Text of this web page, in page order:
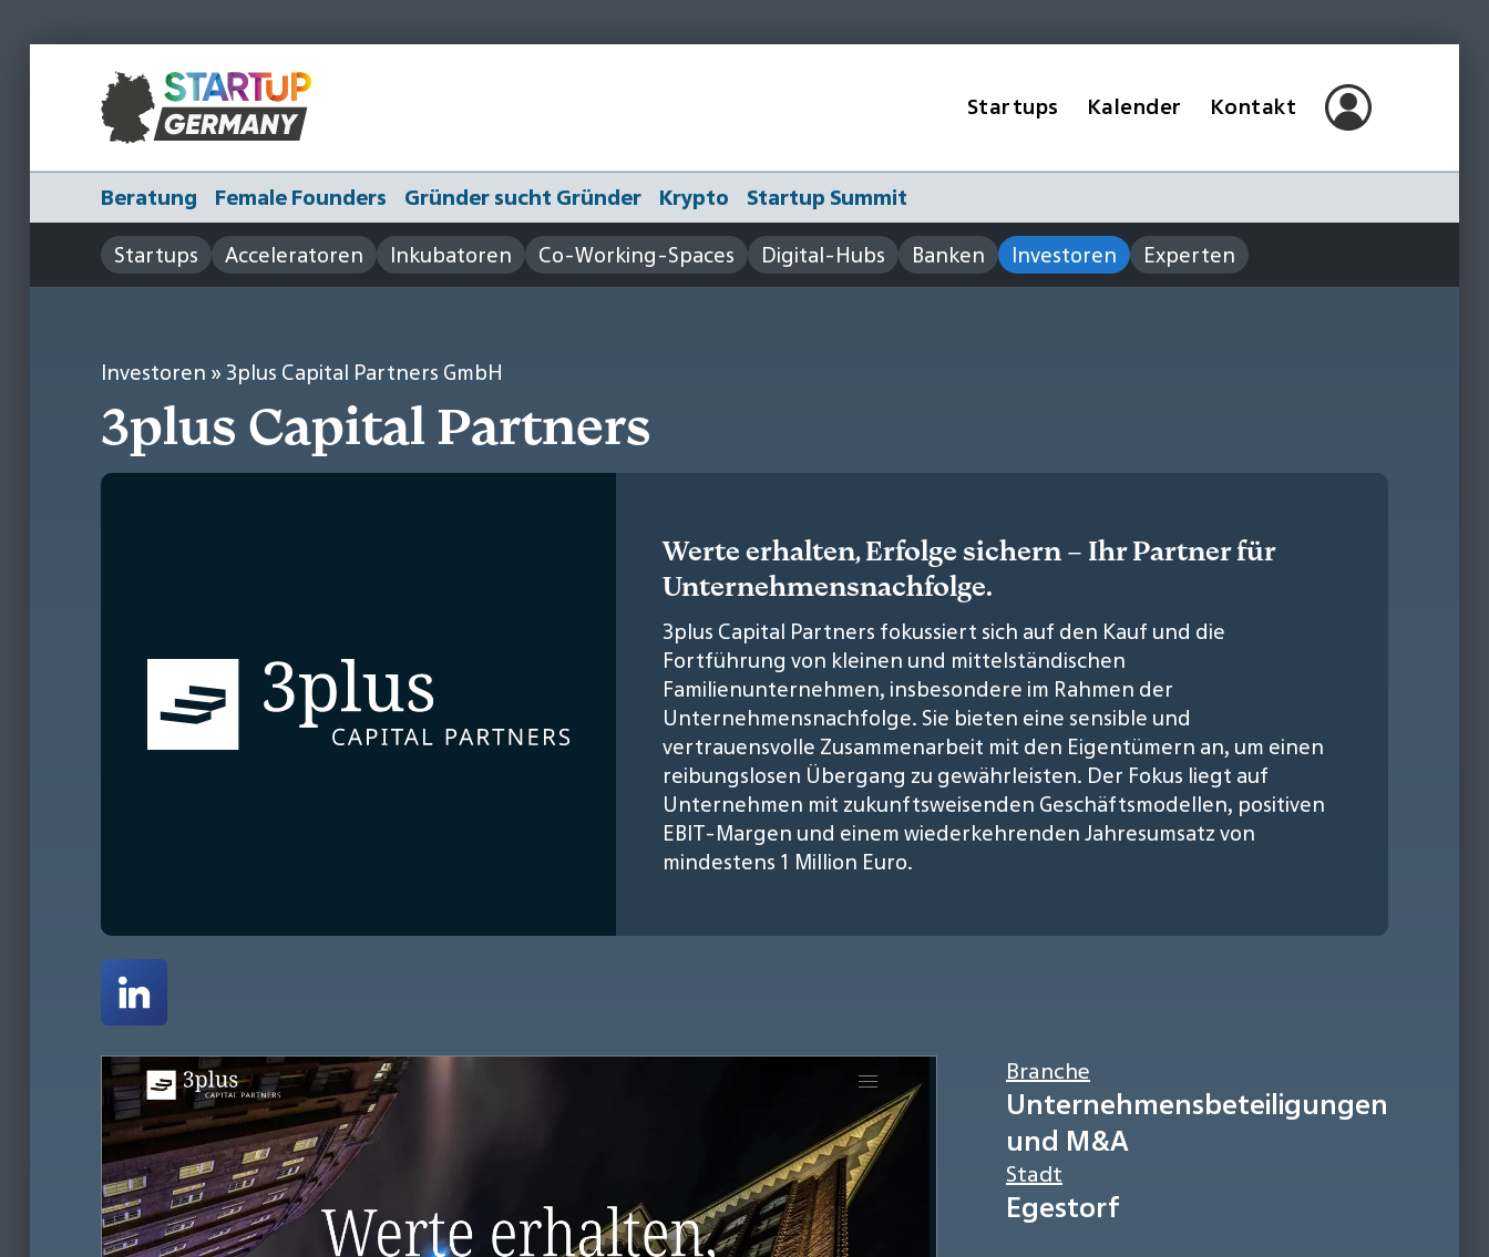
Startups Kalender Kontakt
Beratung Female Founders Gründer sucht Gründer Krypto
Startup Summit
Startups
Acceleratoren Inkubatoren Co-Working-Spaces Digital-Hubs Banken Investoren Experten
Investoren » 3plus Capital Partners GmbH
3plus Capital Partners
Werte erhalten, Erfolge sichern – Ihr Partner für
Unternehmensnachfolge.
3plus Capital Partners fokussiert sich auf den Kauf und die
Fortführung von kleinen und mittelständischen
Familienunternehmen, insbesondere im Rahmen der
Unternehmensnachfolge. Sie bieten eine sensible und
vertrauensvolle Zusammenarbeit mit den Eigentümern an, um einen
reibungslosen Übergang zu gewährleisten. Der Fokus liegt auf
Unternehmen mit zukunftsweisenden Geschäftsmodellen, positiven
EBIT-Margen und einem wiederkehrenden Jahresumsatz von
mindestens 1 Million Euro.
Branche
Unternehmensbeteiligungen
und M&A
Stadt
Egestorf